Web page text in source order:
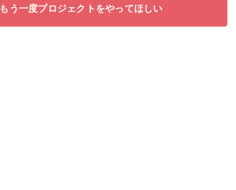
もう一度プロジェクトをやってほしい